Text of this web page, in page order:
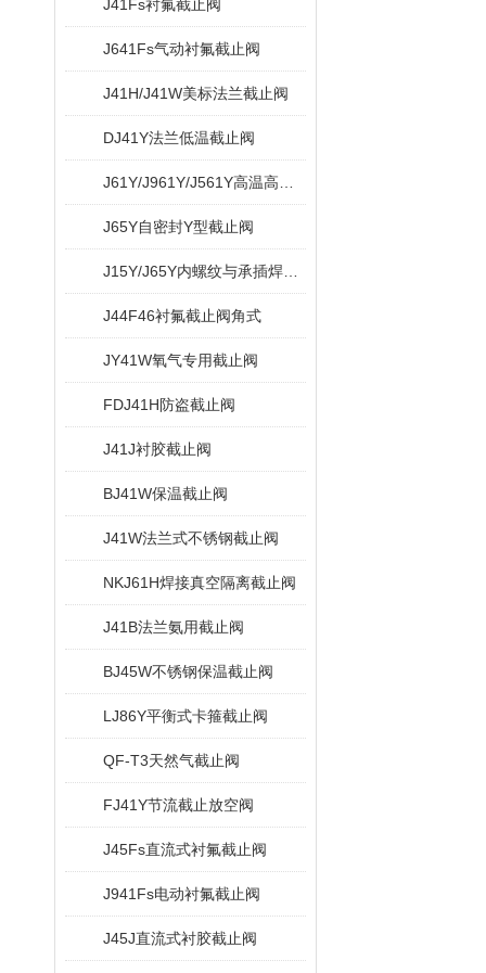
J41Fs衬氟截止阀
J641Fs气动衬氟截止阀
J41H/J41W美标法兰截止阀
DJ41Y法兰低温截止阀
J65Y自密封Y型截止阀
J44F46衬氟截止阀角式
JY41W氧气专用截止阀
FDJ41H防盗截止阀
J41J衬胶截止阀
BJ41W保温截止阀
J41W法兰式不锈钢截止阀
NKJ61H焊接真空隔离截止阀
J41B法兰氨用截止阀
BJ45W不锈钢保温截止阀
LJ86Y平衡式卡箍截止阀
QF-T3天然气截止阀
FJ41Y节流截止放空阀
J45Fs直流式衬氟截止阀
J941Fs电动衬氟截止阀
J45J直流式衬胶截止阀